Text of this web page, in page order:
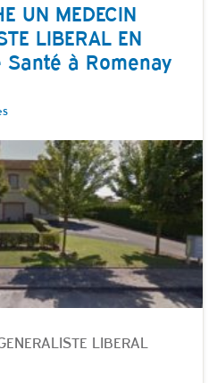
UN MEDECIN
LIBERAL EN
Santé à Romenay
LIBERAL